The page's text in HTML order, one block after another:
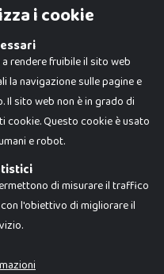
Ogni riproduzione o utilizzo non
differire da quanto esposto in
i cookie
rendere fruibile il sito web
la navigazione sulle pagine e
Il sito web non è in grado di
cookie. Questo cookie è usato
e robot.
di misurare il traffico
l'obiettivo di migliorare il